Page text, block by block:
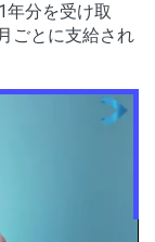
年分を受け取
ごとに支給され